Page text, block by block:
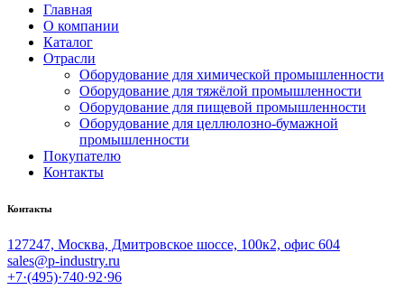
Главная
О компании
Каталог
Отрасли
Оборудование для химической промышленности
Оборудование для тяжёлой промышленности
Оборудование для пищевой промышленности
Оборудование для целлюлозно-бумажной
промышленности
Покупателю
Контакты
Контакты
127247, Москва, Дмитровское шоссе, 100к2, офис 604
sales@p-industry.ru
+7·(495)·740·92·96